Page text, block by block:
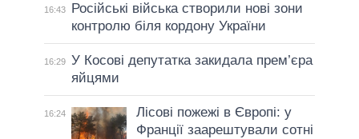
16:43
Російські війська створили нові зони
контролю біля кордону України
16:29 У Косові депутатка закидала прем’єра
яйцями
16:24
Лісові пожежі в Європі: у
Франції заарештували сотні